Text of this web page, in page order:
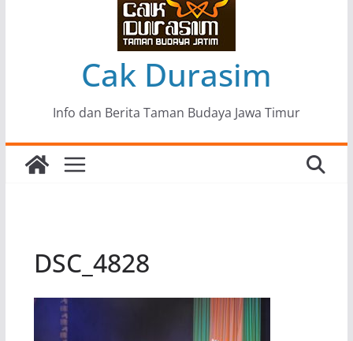
Pameran Tunggal 35 Karya Agus Koecink
“Tumbang Tambang”, Ungkapan Kritis Tentang
Derita Pekerja Pertambangan
Cak Durasim
Info dan Berita Taman Budaya Jawa Timur
DSC_4828